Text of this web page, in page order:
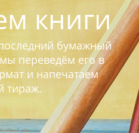
книги
бумажный
переведём его в
и напечатаем
тираж.